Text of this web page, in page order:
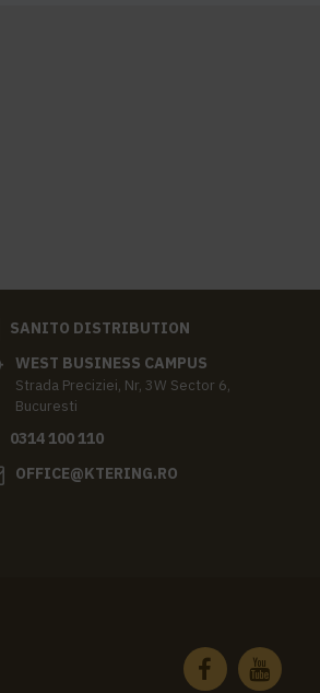
SANITO DISTRIBUTION
WEST BUSINESS CAMPUS
Strada Preciziei, Nr, 3W Sector 6,
Bucuresti
0314 100 110
OFFICE@KTERING.RO